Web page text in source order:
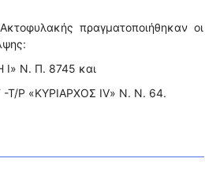
πραγματοποιήθηκαν οι
Ι» Ν. Π. 8745 και
-Τ/Ρ «ΚΥΡΙΑΡΧΟΣ ΙV» Ν. Ν. 64.